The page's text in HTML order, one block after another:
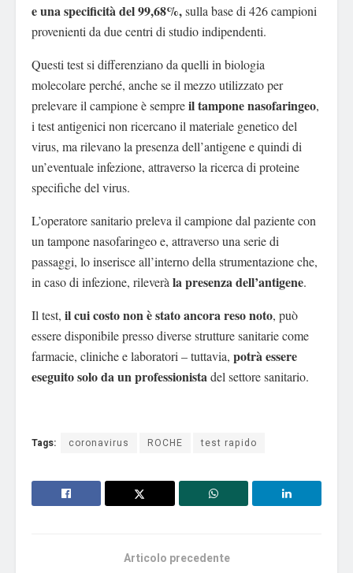
e una specificità del 99,68%,sulla base di 426 campioni
provenienti da due centri di studio indipendenti.
Questi test si differenziano da quelli in biologia
molecolare perché, anche se il mezzo utilizzato per
prelevare il campione è sempreil tampone nasofaringeo,
i test antigenici non ricercano il materiale genetico del
virus, ma rilevano la presenza dell’antigene e quindi di
un’eventuale infezione, attraverso la ricerca di proteine
specifiche del virus.
L’operatore sanitario preleva il campione dal paziente con
un tampone nasofaringeo e, attraverso una serie di
passaggi, lo inserisce all’interno della strumentazione che,
in caso di infezione, rileverà la presenza dell’antigene.
Il test, il cui costo non è stato ancora reso noto, può
essere disponibile presso diverse strutture sanitarie come
farmacie, cliniche e laboratori – tuttavia, potrà essere
eseguito solo da un professionistadel settore sanitario.
Tags: coronavirus ROCHE test rapido
Articolo precedente